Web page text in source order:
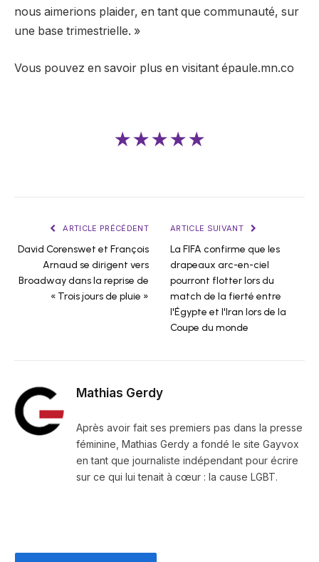
nous aimerions plaider, en tant que communauté, sur
une base trimestrielle. »
Vous pouvez en savoir plus en visitant épaule.mn.co
★★★★★
ARTICLE PRÉCÉDENT
David Corenswet et François
Arnaud se dirigent vers
Broadway dans la reprise de
« Trois jours de pluie »
ARTICLE SUIVANT
La FIFA confirme que les
drapeaux arc-en-ciel
pourront flotter lors du
match de la fierté entre
l'Égypte et l'Iran lors de la
Coupe du monde
Mathias Gerdy
Après avoir fait ses premiers pas dans la presse
féminine, Mathias Gerdy a fondé le site Gayvox
en tant que journaliste indépendant pour écrire
sur ce qui lui tenait à cœur : la cause LGBT.